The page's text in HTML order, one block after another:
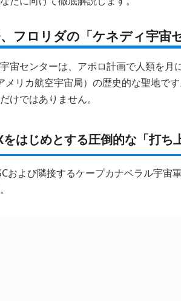
フロリダの「ケネディ宇宙
宙センターは、アポロ計画で人類を月
メリカ航空宇宙局）の歴史的な聖地で
けではありません。
はじめとする圧倒的な「打ち
および隣接するケープカナベラル宇宙